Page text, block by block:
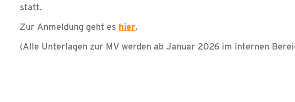
statt.
Zur Anmeldung geht es hier.
(Alle Unterlagen zur MV werden ab Januar 2026 im internen